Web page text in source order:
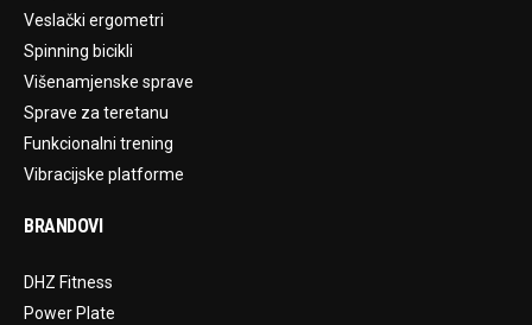
Veslački ergometri
Spinning bicikli
Višenamjenske sprave
Sprave za teretanu
Funkcionalni trening
Vibracijske platforme
BRANDOVI
DHZ Fitness
Power Plate